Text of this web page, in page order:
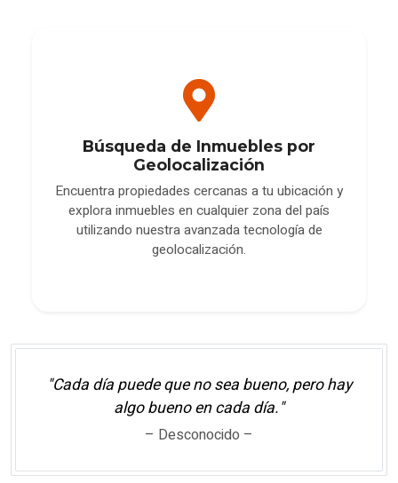
Búsqueda de Inmuebles por
Geolocalización
Encuentra propiedades cercanas a tu ubicación y
explora inmuebles en cualquier zona del país
utilizando nuestra avanzada tecnología de
geolocalización.
"Cada día puede que no sea bueno, pero hay
algo bueno en cada día."
– Desconocido –